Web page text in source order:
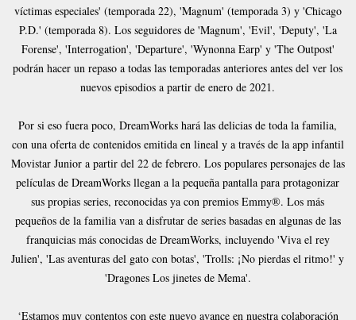
víctimas especiales' (temporada 22), 'Magnum' (temporada 3) y 'Chicago
P.D.' (temporada 8). Los seguidores de 'Magnum', 'Evil', 'Deputy', 'La
Forense', 'Interrogation', 'Departure', 'Wynonna Earp' y 'The Outpost'
podrán hacer un repaso a todas las temporadas anteriores antes del ver los
nuevos episodios a partir de enero de 2021.
Por si eso fuera poco, DreamWorks hará las delicias de toda la familia,
con una oferta de contenidos emitida en lineal y a través de la app infantil
Movistar Junior a partir del 22 de febrero. Los populares personajes de las
películas de DreamWorks llegan a la pequeña pantalla para protagonizar
sus propias series, reconocidas ya con premios Emmy®. Los más
pequeños de la familia van a disfrutar de series basadas en algunas de las
franquicias más conocidas de DreamWorks, incluyendo 'Viva el rey
Julien', 'Las aventuras del gato con botas', 'Trolls: ¡No pierdas el ritmo!' y
'Dragones Los jinetes de Mema'.
‘Estamos muy contentos con este nuevo avance en nuestra colaboración